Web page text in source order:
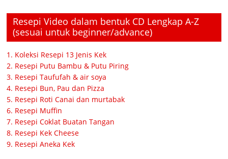
Resepi Video dalam bentuk CD Lengkap A-Z
(sesuai untuk beginner/advance)
1. Koleksi Resepi 13 Jenis Kek
2. Resepi Putu Bambu & Putu Piring
3. Resepi Taufufah & air soya
4. Resepi Bun, Pau dan Pizza
5. Resepi Roti Canai dan murtabak
6. Resepi Muffin
7. Resepi Coklat Buatan Tangan
8. Resepi Kek Cheese
9. Resepi Aneka Kek